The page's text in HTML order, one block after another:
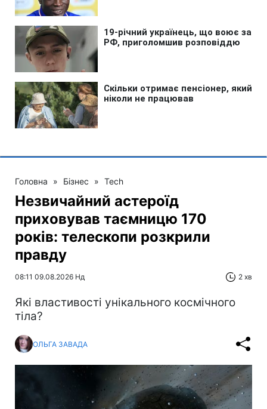
Головна » Бізнес » Tech
Незвичайний астероїд
приховував таємницю 170
років: телескопи розкрили
правду
08:11 09.08.2026 Нд 2 хв
Які властивості унікального космічного
тіла?
ОЛЬГА ЗАВАДА